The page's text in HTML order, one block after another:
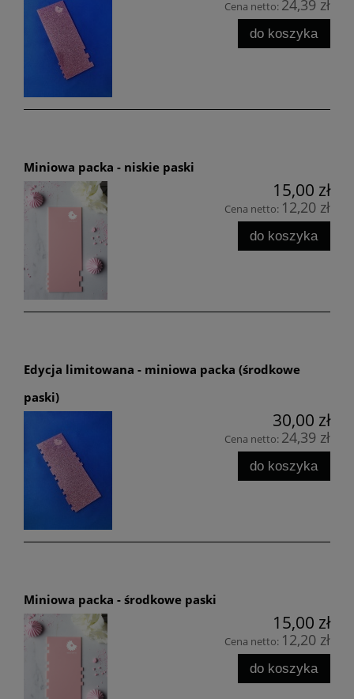
Cena netto: 24,39 zł
do koszyka
Miniowa packa - niskie paski
15,00 zł
Cena netto: 12,20 zł
do koszyka
Edycja limitowana - miniowa packa (środkowe
paski)
30,00 zł
Cena netto: 24,39 zł
do koszyka
Miniowa packa - środkowe paski
15,00 zł
Cena netto: 12,20 zł
do koszyka